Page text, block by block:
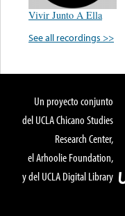
Vivir Junto A Ella
See all recordings >>
Un proyecto conjunto
del UCLA Chicano Studies
Research Center,
el Arhoolie Foundation,
y del UCLA Digital Library